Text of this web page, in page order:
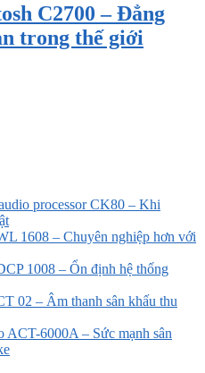
C2700 – Đẳng
trong thế giới
processor CK80 – Khi
1608 – Chuyên nghiệp hơn với
1008 – Ổn định hệ thống
02 – Âm thanh sân khấu thu
6000A – Sức mạnh sân